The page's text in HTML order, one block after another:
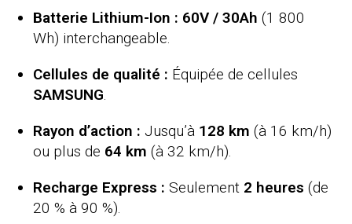
Batterie Lithium-Ion : 60V / 30Ah (1 800
Wh) interchangeable.
Cellules de qualité : Équipée de cellules
SAMSUNG.
Rayon d’action : Jusqu’à 128 km (à 16 km/h)
ou plus de 64 km (à 32 km/h).
Recharge Express : Seulement 2 heures (de
20 % à 90 %).